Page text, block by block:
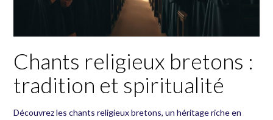
Chants religieux bretons :
tradition et spiritualité
Découvrez les chants religieux bretons, un héritage riche en